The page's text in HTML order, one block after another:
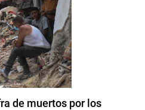
de muertos por los